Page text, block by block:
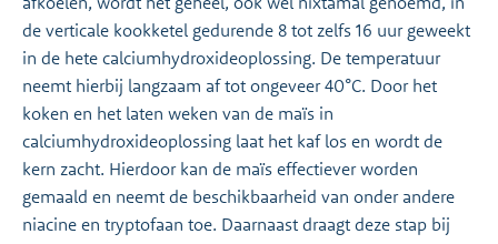
de verticale kookketel gedurende 8 tot zelfs 16 uur geweekt
in de hete calciumhydroxideoplossing. De temperatuur
neemt hierbij langzaam af tot ongeveer 40°C. Door het
koken en het laten weken van de maïs in
calciumhydroxideoplossing laat het kaf los en wordt de
kern zacht. Hierdoor kan de maïs effectiever worden
gemaald en neemt de beschikbaarheid van onder andere
niacine en tryptofaan toe. Daarnaast draagt deze stap bij